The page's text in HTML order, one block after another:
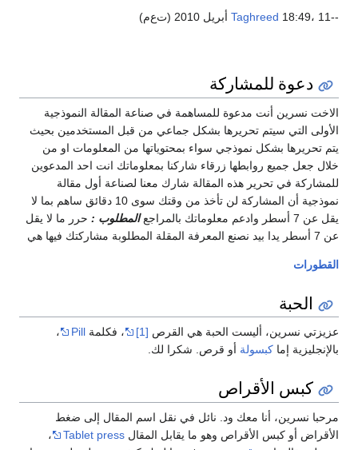
--
Taghreed 18:49، 11 أبريل 2010 (ت‌ع‌م)
دعوة للمشاركة
الاخت نسرين أنت مدعوة للمساهمة في صناعة المقالة النموذجية
الأولى التي سيتم تحريرها بشكل جماعي من قبل المستخدمين بحيث
يتم تحريرها بشكل نموذجي سواء بمحتوياتها من المعلومات او من
خلال جعل جميع روابطها زرقاء شاركنا بمعلوماتك انت احد المدعوين
للمشاركة في تحرير هذه المقالة شارك معنا لصناعة أول مقالة
نموذجية أن المشاركة لن تأخذ من وقتك سوى 10 دقائق ساهم بما لا
يقل عن 7 أسطر وادعم معلوماتك بالمراجع
المطلوب : حرر ما لا يقل
عن 7 أسطر يدا بيد نصنع المعرفة المقلة المطلوبة مشاركتك فيها هي
القطورات
الحبة
عزيزتي نسرين، أليست الحبة هي القرص [1] ، فكلمة Pill
،
بالإنجليزية إما كبسولة أو قرص. شكرا لك.
كبس الأقراص
مرحبا نسرين، أنا معك ود. نائل في نقل اسم المقال إلى ضغط
الأقراض أو كبس الأقراص وهو ما يقابل المقال Tablet press
،